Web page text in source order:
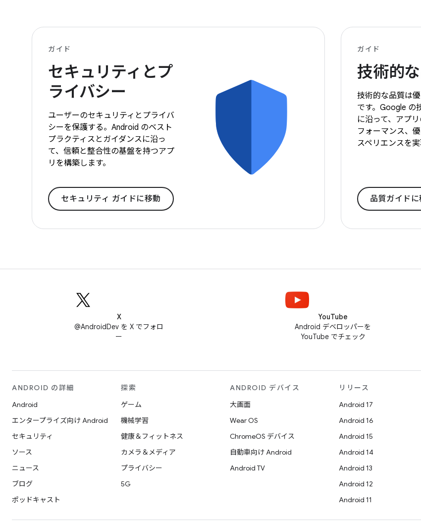
ガイド
セキュリティとプ
ライバシー
ユーザーのセキュリティとプライバ
シーを保護する。Android のベスト
プラクティスとガイダンスに沿っ
て、信頼と整合性の基盤を持つアプ
リを構築します。
セキュリティ ガイドに移動
ガイド
技術的
技術的な品質は
です。Google の
に沿って、アプ
フォーマンス、
スペリエンスを
品質ガイドに
X
@AndroidDev を X でフォロ
ー
YouTube
Android デベロッパーを
YouTube でチェック
ANDROID の詳細
Android
エンタープライズ向け Android
セキュリティ
ソース
ニュース
ブログ
ポッドキャスト
探索
ゲーム
機械学習
健康＆フィットネス
カメラ＆メディア
プライバシー
5G
ANDROID デバイス
大画面
Wear OS
ChromeOS デバイス
自動車向け Android
Android TV
リリース
Android 17
Android 16
Android 15
Android 14
Android 13
Android 12
Android 11